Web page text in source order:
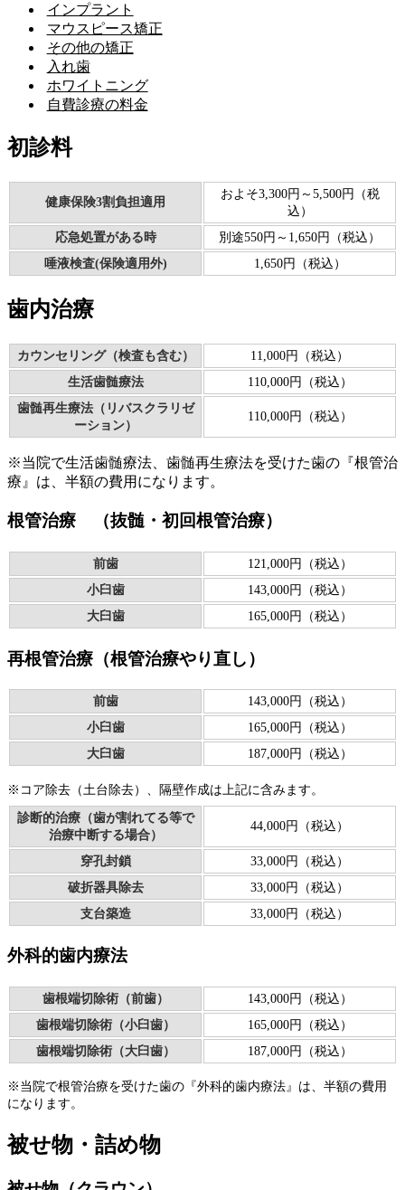
インプラント
マウスピース矯正
その他の矯正
入れ歯
ホワイトニング
自費診療の料金
初診料
健康保険3割負担適用
およそ3,300円～5,500円（税
込）
応急処置がある時
別途550円～1,650円（税込）
唾液検査(保険適用外)
1,650円（税込）
歯内治療
カウンセリング（検査も含む）
11,000円（税込）
生活歯髄療法
110,000円（税込）
歯髄再生療法（リバスクラリゼ
ーション）
110,000円（税込）
※当院で生活歯髄療法、歯髄再生療法を受けた歯の『根管治
療』は、半額の費用になります。
根管治療 （抜髄・初回根管治療）
前歯
121,000円（税込）
小臼歯
143,000円（税込）
大臼歯
165,000円（税込）
再根管治療（根管治療やり直し）
前歯
143,000円（税込）
小臼歯
165,000円（税込）
大臼歯
187,000円（税込）
※コア除去（土台除去）、隔壁作成は上記に含みます。
診断的治療（歯が割れてる等で
治療中断する場合）
44,000円（税込）
穿孔封鎖
33,000円（税込）
破折器具除去
33,000円（税込）
支台築造
33,000円（税込）
外科的歯内療法
歯根端切除術（前歯）
143,000円（税込）
歯根端切除術（小臼歯）
165,000円（税込）
歯根端切除術（大臼歯）
187,000円（税込）
※当院で根管治療を受けた歯の『外科的歯内療法』は、半額の費用
になります。
被せ物・詰め物